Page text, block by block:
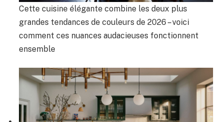
Cette cuisine élégante combine les deux plus
grandes tendances de couleurs de 2026 – voici
comment ces nuances audacieuses fonctionnent
ensemble